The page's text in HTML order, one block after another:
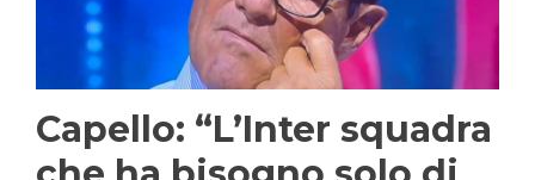
Capello: “L’Inter squadra